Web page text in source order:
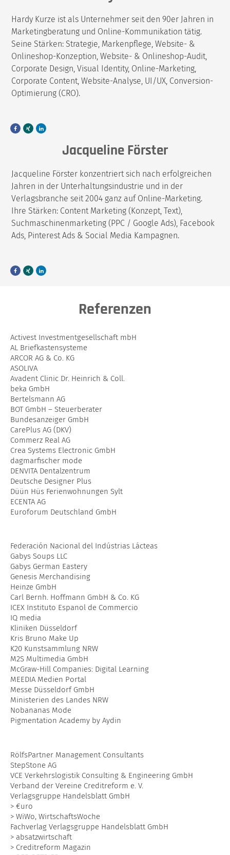
Hardy Kurze ist als Unternehmer seit den 90er Jahren in
Marketingberatung und Online-Kommunikation tätig.
Seine Stärken: Strategie, Markenpflege, Website- &
Onlineshop-Konzeption, Website- & Onlineshop-Audit,
Corporate Design, Visual Identity, Online-Marketing,
Corporate Content, Website-Analyse, UI/UX, Conversion-
Optimierung (CRO).
F
a
c
X
i
n
L
i
n
Jacqueline Förster
Jacqueline Förster konzentriert sich nach erfolgreichen
Jahren in der Unterhaltungsindustrie und in der
Verlagsbranche seit 2004 ganz auf Online-Marketing.
Ihre Stärken: Content Marketing (Konzept, Text),
Suchmaschinenmarketing (PPC / Google Ads), Facebook
Ads, Pinterest Ads & Social Media Kampagnen.
F
a
c
X
i
n
L
i
n
Referenzen
Activest Investmentgesellschaft mbH
AL Briefkastensysteme
ARCOR AG & Co. KG
ASOLIVA
Avadent Clinic Dr. Heinrich & Coll.
beka GmbH
Bertelsmann AG
BOT GmbH – Steuerberater
Bundesanzeiger GmbH
CarePlus AG (DKV)
Commerz Real AG
Crea Systems Electronic GmbH
dagmarfischer mode
DENVITA Dentalzentrum
Deutsche Designer Plus
Düün Hüs Ferienwohnungen Sylt
ECENTA AG
Euroforum Deutschland GmbH
Federación Nacional del Indústrias Lácteas
Gabys Soups LLC
Gabys German Eastery
Genesis Merchandising
Heinze GmbH
Carl Bernh. Hoffmann GmbH & Co. KG
ICEX Instituto Espanol de Commercio
IQ media
Kliniken Düsseldorf
Kris Bruno Make Up
K20 Kunstsammlung NRW
M2S Multimedia GmbH
McGraw-Hill Companies: Digital Learning
MEEDIA Medien Portal
Messe Düsseldorf GmbH
Ministerien des Landes NRW
Nobananas Mode
Pigmentation Academy by Aydin
RölfsPartner Management Consultants
StepStone AG
VCE Verkehrslogistik Consulting & Engineering GmbH
Verband der Vereine Creditreform e. V.
Verlagsgruppe Handelsblatt GmbH
> €uro
> WiWo, WirtschaftsWoche
Fachverlag Verlagsgruppe Handelsblatt GmbH
> absatzwirtschaft
> Creditreform Magazin